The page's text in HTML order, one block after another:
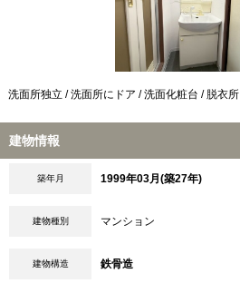
洗面所独立 / 洗面所にドア / 洗面化粧台 / 脱衣所
建物情報
築年月 1999年03月(築27年)
建物種別 マンション
建物構造 鉄骨造